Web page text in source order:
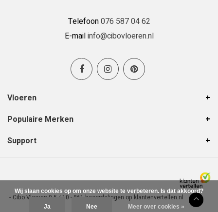
Telefoon076 587 04 62
E-mailinfo@cibovloeren.nl
Vloeren
Populaire Merken
Support
- Cibo Vloeren 9,5 / 10 - 861 beoordelingen op klantenvertellen.nl
Wij slaan cookies op om onze website te verbeteren. Is dat akkoord?
Ja Nee Meer over cookies »